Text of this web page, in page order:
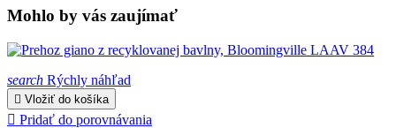
Mohlo by vás zaujímať
search Rýchly náhľad
 Vložiť do košíka
 Pridať do porovnávania